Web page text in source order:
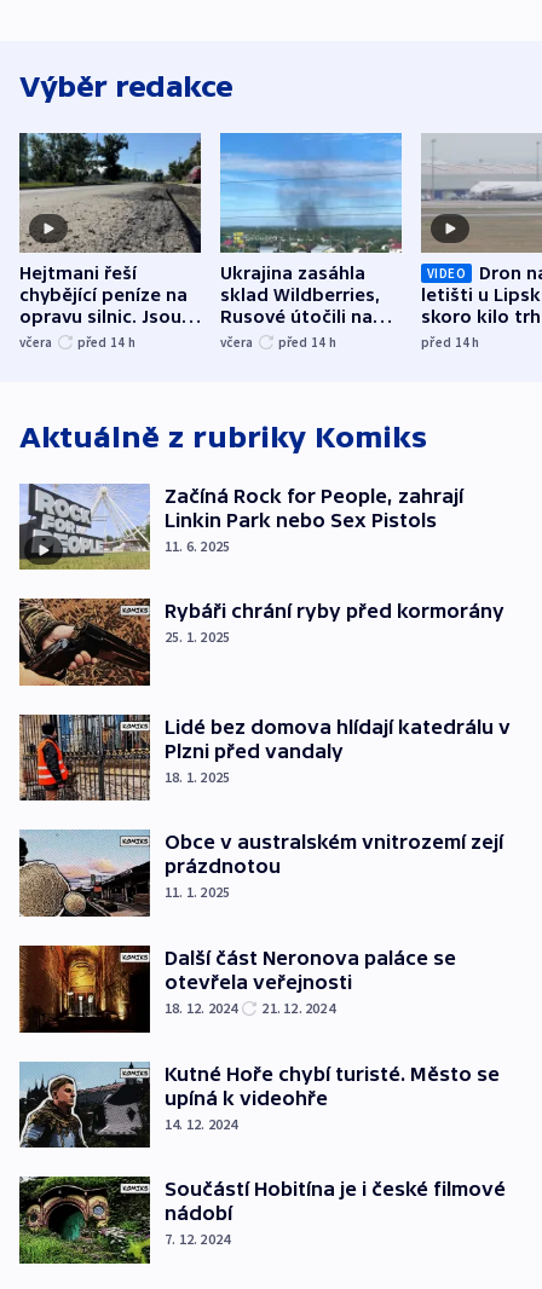
Výběr redakce
Hejtmani řeší
chybějící peníze na
opravu silnic. Jsou
nenárokové, namítá
včera před 14 h
Ukrajina zasáhla
sklad Wildberries,
Rusové útočili na
trh, hasiče či
včera před 14 h
VIDEO
Dron
letišti u
skoro kilo
indicie
před 14h
Aktuálně z rubriky Komiks
Začíná Rock for People, zahrají
Linkin Park nebo Sex Pistols
11. 6. 2025
Rybáři chrání ryby před kormorány
25. 1. 2025
Lidé bez domova hlídají katedrálu v
Plzni před vandaly
18. 1. 2025
Obce v australském vnitrozemí zejí
prázdnotou
11. 1. 2025
Další část Neronova paláce se
otevřela veřejnosti
18. 12. 2024 21. 12. 2024
Kutné Hoře chybí turisté. Město se
upíná k videohře
14. 12. 2024
Součástí Hobitína je i české filmové
nádobí
7. 12. 2024